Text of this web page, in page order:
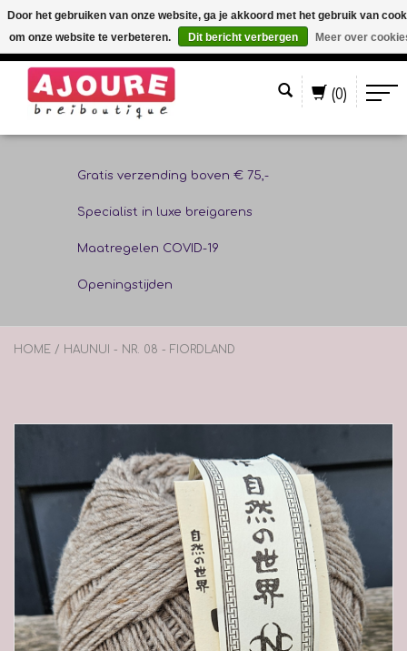
(0)
Gratis verzending boven € 75,-
Specialist in luxe breigarens
Maatregelen COVID-19
Openingstijden
HOME / HAUNUI - NR. 08 - FIORDLAND
Door het gebruiken van onze website, ga je akkoord met het gebruik van
om onze website te verbeteren.
Dit bericht verbergen Meer over